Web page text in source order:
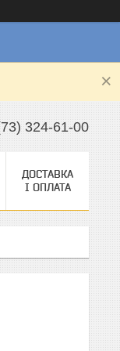
324-61-00
ДОСТАВКА
І ОПЛАТА